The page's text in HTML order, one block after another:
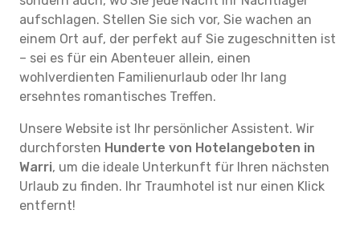
aufschlagen. Stellen Sie sich vor, Sie wachen an
einem Ort auf, der perfekt auf Sie zugeschnitten ist
– sei es für ein Abenteuer allein, einen
wohlverdienten Familienurlaub oder Ihr lang
ersehntes romantisches Treffen.
Unsere Website ist Ihr persönlicher Assistent. Wir
durchforsten Hunderte von Hotelangeboten in
Warri, um die ideale Unterkunft für Ihren nächsten
Urlaub zu finden. Ihr Traumhotel ist nur einen Klick
entfernt!